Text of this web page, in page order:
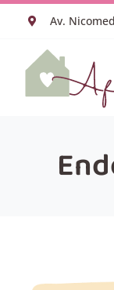
Ir
conteúdo
Av.